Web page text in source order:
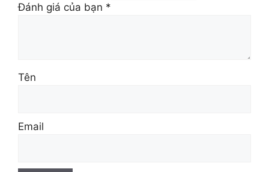
Đánh giá của bạn *
Tên
Email